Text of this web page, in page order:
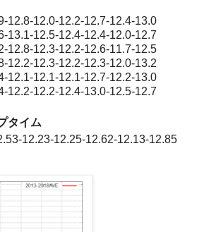
12.0-12.2-12.7-12.4-13.0
12.5-12.4-12.4-12.0-12.7
12.3-12.2-12.6-11.7-12.5
12.3-12.2-12.3-12.0-13.2
12.1-12.1-12.7-12.2-13.0
12.2-12.4-13.0-12.5-12.7
タイム
12.23-12.25-12.62-12.13-12.85